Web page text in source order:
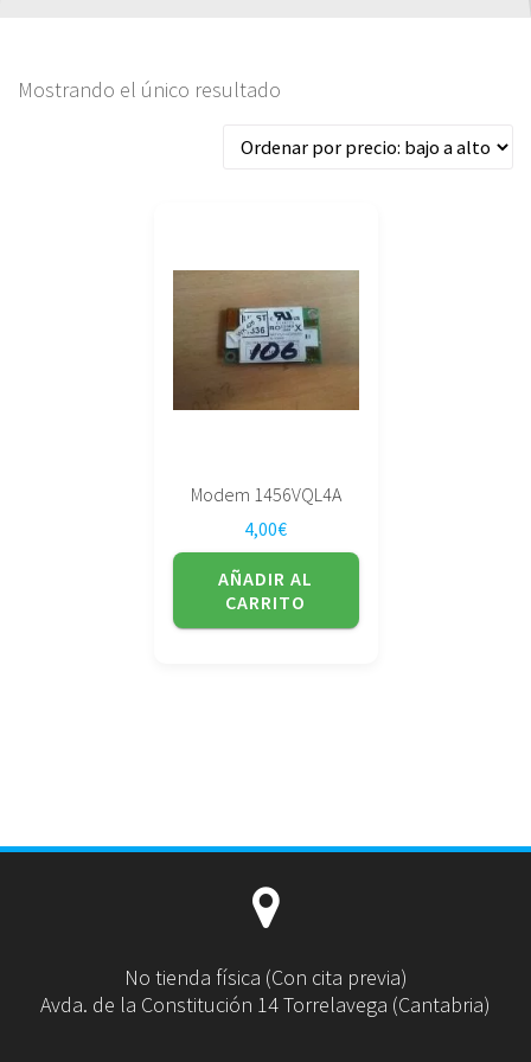
Mostrando el único resultado
Modem 1456VQL4A
4,00€
AÑADIR AL
CARRITO
No tienda física (Con cita previa)
Avda. de la Constitución 14 Torrelavega (Cantabria)